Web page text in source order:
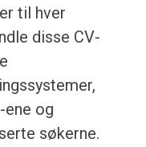
til hver
disse CV-
ene og
søkerne.